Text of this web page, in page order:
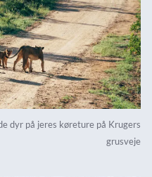
dyr på jeres køreture på Krugers
grusveje